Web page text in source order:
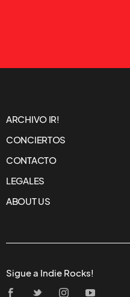
ARCHIVO IR!
CONCIERTOS
CONTACTO
LEGALES
ABOUT US
Sigue a Indie Rocks!